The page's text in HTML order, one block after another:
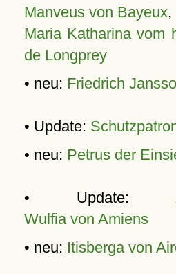
Manveus von Bayeux,
Maria Katharina vom
de Longprey
• neu: Friedrich
• Update:
• neu: Petrus der
• Update:
Wulfia von Amiens
• neu: Itisberga von